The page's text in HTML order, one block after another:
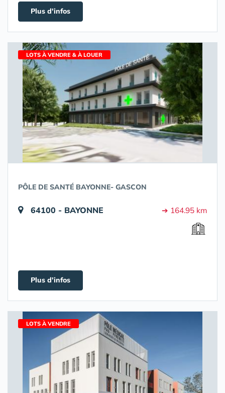
Plus d'infos
LOTS À VENDRE & À LOUER
PÔLE DE SANTÉ BAYONNE- GASCON
64100 - BAYONNE ➔ 164.95 km
Plus d'infos
LOTS À VENDRE